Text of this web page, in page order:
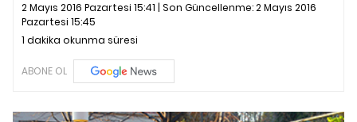
2 Mayıs 2016 Pazartesi 15:41 | Son Güncellenme:2 Mayıs 2016
Pazartesi 15:45
1 dakika okunma süresi
ABONE OL